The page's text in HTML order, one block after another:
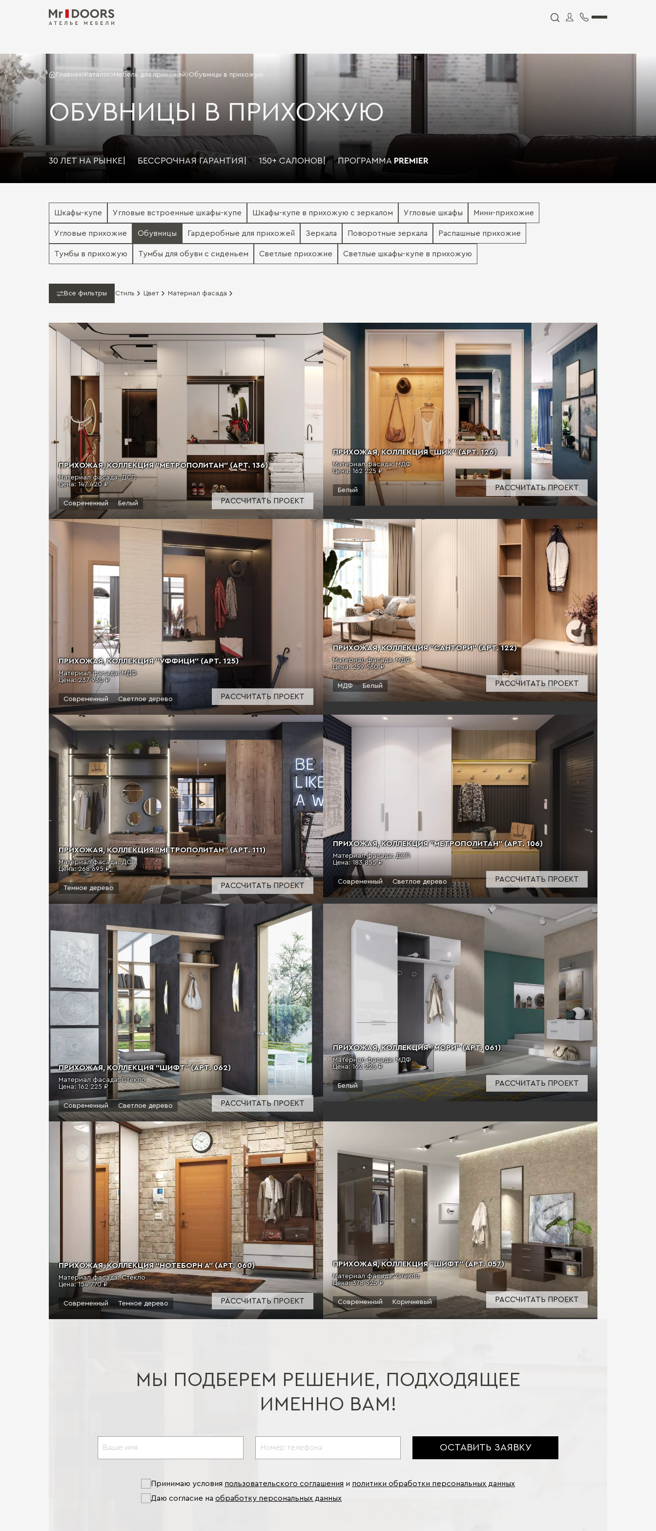
Главная Каталог Мебель для прихожей Обувницы в прихожую
ОБУВНИЦЫ В ПРИХОЖУЮ
30 ЛЕТ НА РЫНКЕ БЕССРОЧНАЯ ГАРАНТИЯ | 150+ САЛОНОВ| ПРОГРАММА PREMIER
Шкафы-купе Угловые встроенные шкафы-купе Шкафы-купе в прихожую с зеркалом Угловые шкафы Мини-прихожие
Угловые прихожие Обувницы Гардеробные для прихожей Зеркала Поворотные зеркала Распашные прихожие
Тумбы в прихожую Тумбы для обуви с сиденьем Светлые прихожие Светлые шкафы-купе в прихожую
Все фильтры Стиль Цвет Материал фасада
ПРИХОЖАЯ, КОЛЛЕКЦИЯ "МЕТРОПОЛИТАН" (АРТ. 136)
Материал фасада: ДСП
Цена: 147 420 ₽
Современный Белый РАССЧИТАТЬ ПРОЕКТ
ПРИХОЖАЯ, КОЛЛЕКЦИЯ "ШИК" (АРТ. 126)
Материал фасада: МДФ
Цена: 162 225 ₽
Белый РАССЧИТАТЬ ПРОЕКТ
ПРИХОЖАЯ, КОЛЛЕКЦИЯ "УФФИЦИ" (АРТ. 125)
Материал фасада: МДФ
Цена: 237 930 ₽
Современный Светлое дерево РАССЧИТАТЬ ПРОЕКТ
ПРИХОЖАЯ, КОЛЛЕКЦИЯ "САНТОРИ" (АРТ. 122)
Материал фасада: МДФ
Цена:259 560 ₽
МДФ Белый РАССЧИТАТЬ ПРОЕКТ
ПРИХОЖАЯ, КОЛЛЕКЦИЯ "МЕТРОПОЛИТАН" (АРТ. 111)
Материал фасада: ДСП
Цена:268 695 ₽
Темное дерево РАССЧИТАТЬ ПРОЕКТ
ПРИХОЖАЯ, КОЛЛЕКЦИЯ "МЕТРОПОЛИТАН" (АРТ. 106)
Материал фасада: ДСП
Цена:183 855 ₽
Современный Светлое дерево РАССЧИТАТЬ ПРОЕКТ
ПРИХОЖАЯ, КОЛЛЕКЦИЯ "ШИФТ" (АРТ. 062)
Материал фасада: Стекло
Цена: 162 225 ₽
Современный Светлое дерево РАССЧИТАТЬ ПРОЕКТ
ПРИХОЖАЯ, КОЛЛЕКЦИЯ "МОРИ" (АРТ. 061)
Материал фасада: МДФ
Цена: 162 225 ₽
Белый РАССЧИТАТЬ ПРОЕКТ
ПРИХОЖАЯ, КОЛЛЕКЦИЯ “НОТЕБОРН А” (АРТ. 060)
Материал фасада: Стекло
Цена:154 770 ₽
Современный Темное дерево РАССЧИТАТЬ ПРОЕКТ
ПРИХОЖАЯ, КОЛЛЕКЦИЯ "ШИФТ" (АРТ. 057)
Материал фасада: Стекло
Цена:378 525 ₽
Современный Коричневый РАССЧИТАТЬ ПРОЕКТ
МЫ ПОДБЕРЕМ РЕШЕНИЕ, ПОДХОДЯЩЕЕ
ИМЕННО ВАМ!
ОСТАВИТЬ ЗАЯВКУ
Принимаю условия пользовательского соглашения и политики обработки персональных данных
Даю согласие на обработку персональных данных